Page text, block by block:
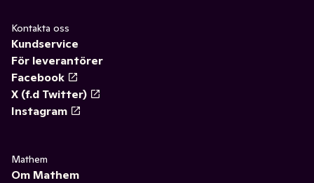
Kontakta oss
Kundservice
För leverantörer
Facebook
X (f.d Twitter)
Instagram
Mathem
Om Mathem